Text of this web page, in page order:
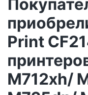
Print
M712xh/